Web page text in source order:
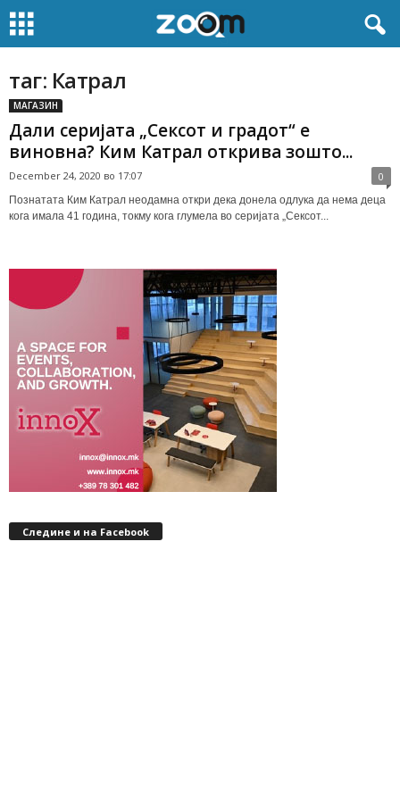
таг: Катрал
МАГАЗИН
Дали серијата „Сексот и градот“ е
виновна? Ким Катрал открива зошто...
December 24, 2020 во 17:07 0
Познатата Ким Катрал неодамна откри дека донела одлука да нема деца
кога имала 41 година, токму кога глумела во серијата „Сексот...
Следине и на Facebook